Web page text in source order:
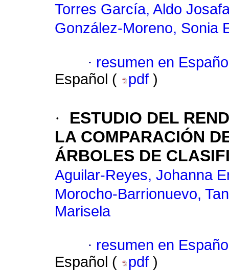
Torres García, Aldo
González-Moreno, Sonia
· resumen en
Español (
pdf )
·
ESTUDIO DEL
LA COMPARACIÓN
ÁRBOLES DE
Aguilar-Reyes, Johanna
Morocho-Barrionuevo,
Marisela
· resumen en
Español (
pdf )